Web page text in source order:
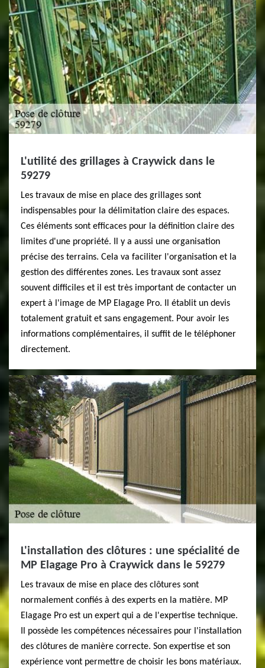
L'utilité des grillages à Craywick dans le
59279
Les travaux de mise en place des grillages sont
indispensables pour la délimitation claire des espaces.
Ces éléments sont efficaces pour la définition claire des
limites d'une propriété. Il y a aussi une organisation
précise des terrains. Cela va faciliter l'organisation et la
gestion des différentes zones. Les travaux sont assez
souvent difficiles et il est très important de contacter un
expert à l'image de MP Elagage Pro. Il établit un devis
totalement gratuit et sans engagement. Pour avoir les
informations complémentaires, il suffit de le téléphoner
directement.
L'installation des clôtures : une spécialité de
MP Elagage Pro à Craywick dans le 59279
Les travaux de mise en place des clôtures sont
normalement confiés à des experts en la matière. MP
Elagage Pro est un expert qui a de l'expertise technique.
Il possède les compétences nécessaires pour l'installation
des clôtures de manière correcte. Son expertise et son
expérience vont permettre de choisir les bons matériaux.